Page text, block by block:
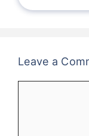
Leave a